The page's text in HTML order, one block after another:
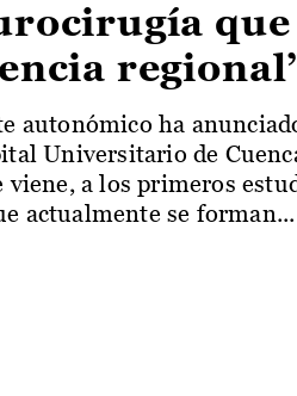
que
autonómico ha
Universitario de
viene, a los primeros
actualmente se forman...